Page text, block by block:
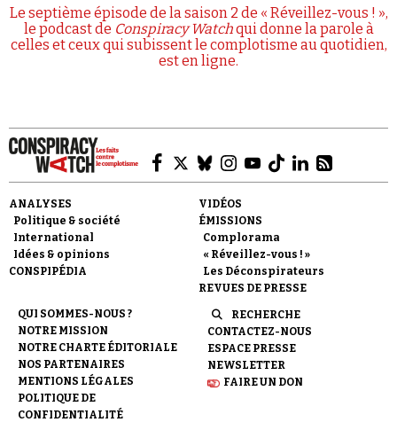
Le septième épisode de la saison 2 de « Réveillez-vous ! »,
le podcast de Conspiracy Watchqui donne la parole à
celles et ceux qui subissent le complotisme au quotidien,
est en ligne.
ANALYSES
Politique & société
International
Idées & opinions
CONSPIPÉDIA
VIDÉOS
ÉMISSIONS
Complorama
« Réveillez-vous ! »
Les Déconspirateurs
REVUES DE PRESSE
QUI SOMMES-NOUS ?
NOTRE MISSION
NOTRE CHARTE ÉDITORIALE
NOS PARTENAIRES
MENTIONS LÉGALES
POLITIQUE DE
CONFIDENTIALITÉ
RECHERCHE
CONTACTEZ-NOUS
ESPACE PRESSE
NEWSLETTER
FAIRE UN DON